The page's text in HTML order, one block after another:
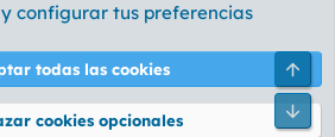
AMARILLO
y reglas Política de privacidad Ayuda
configurar tus preferencias
todas las cookies
cookies opcionales
Pie